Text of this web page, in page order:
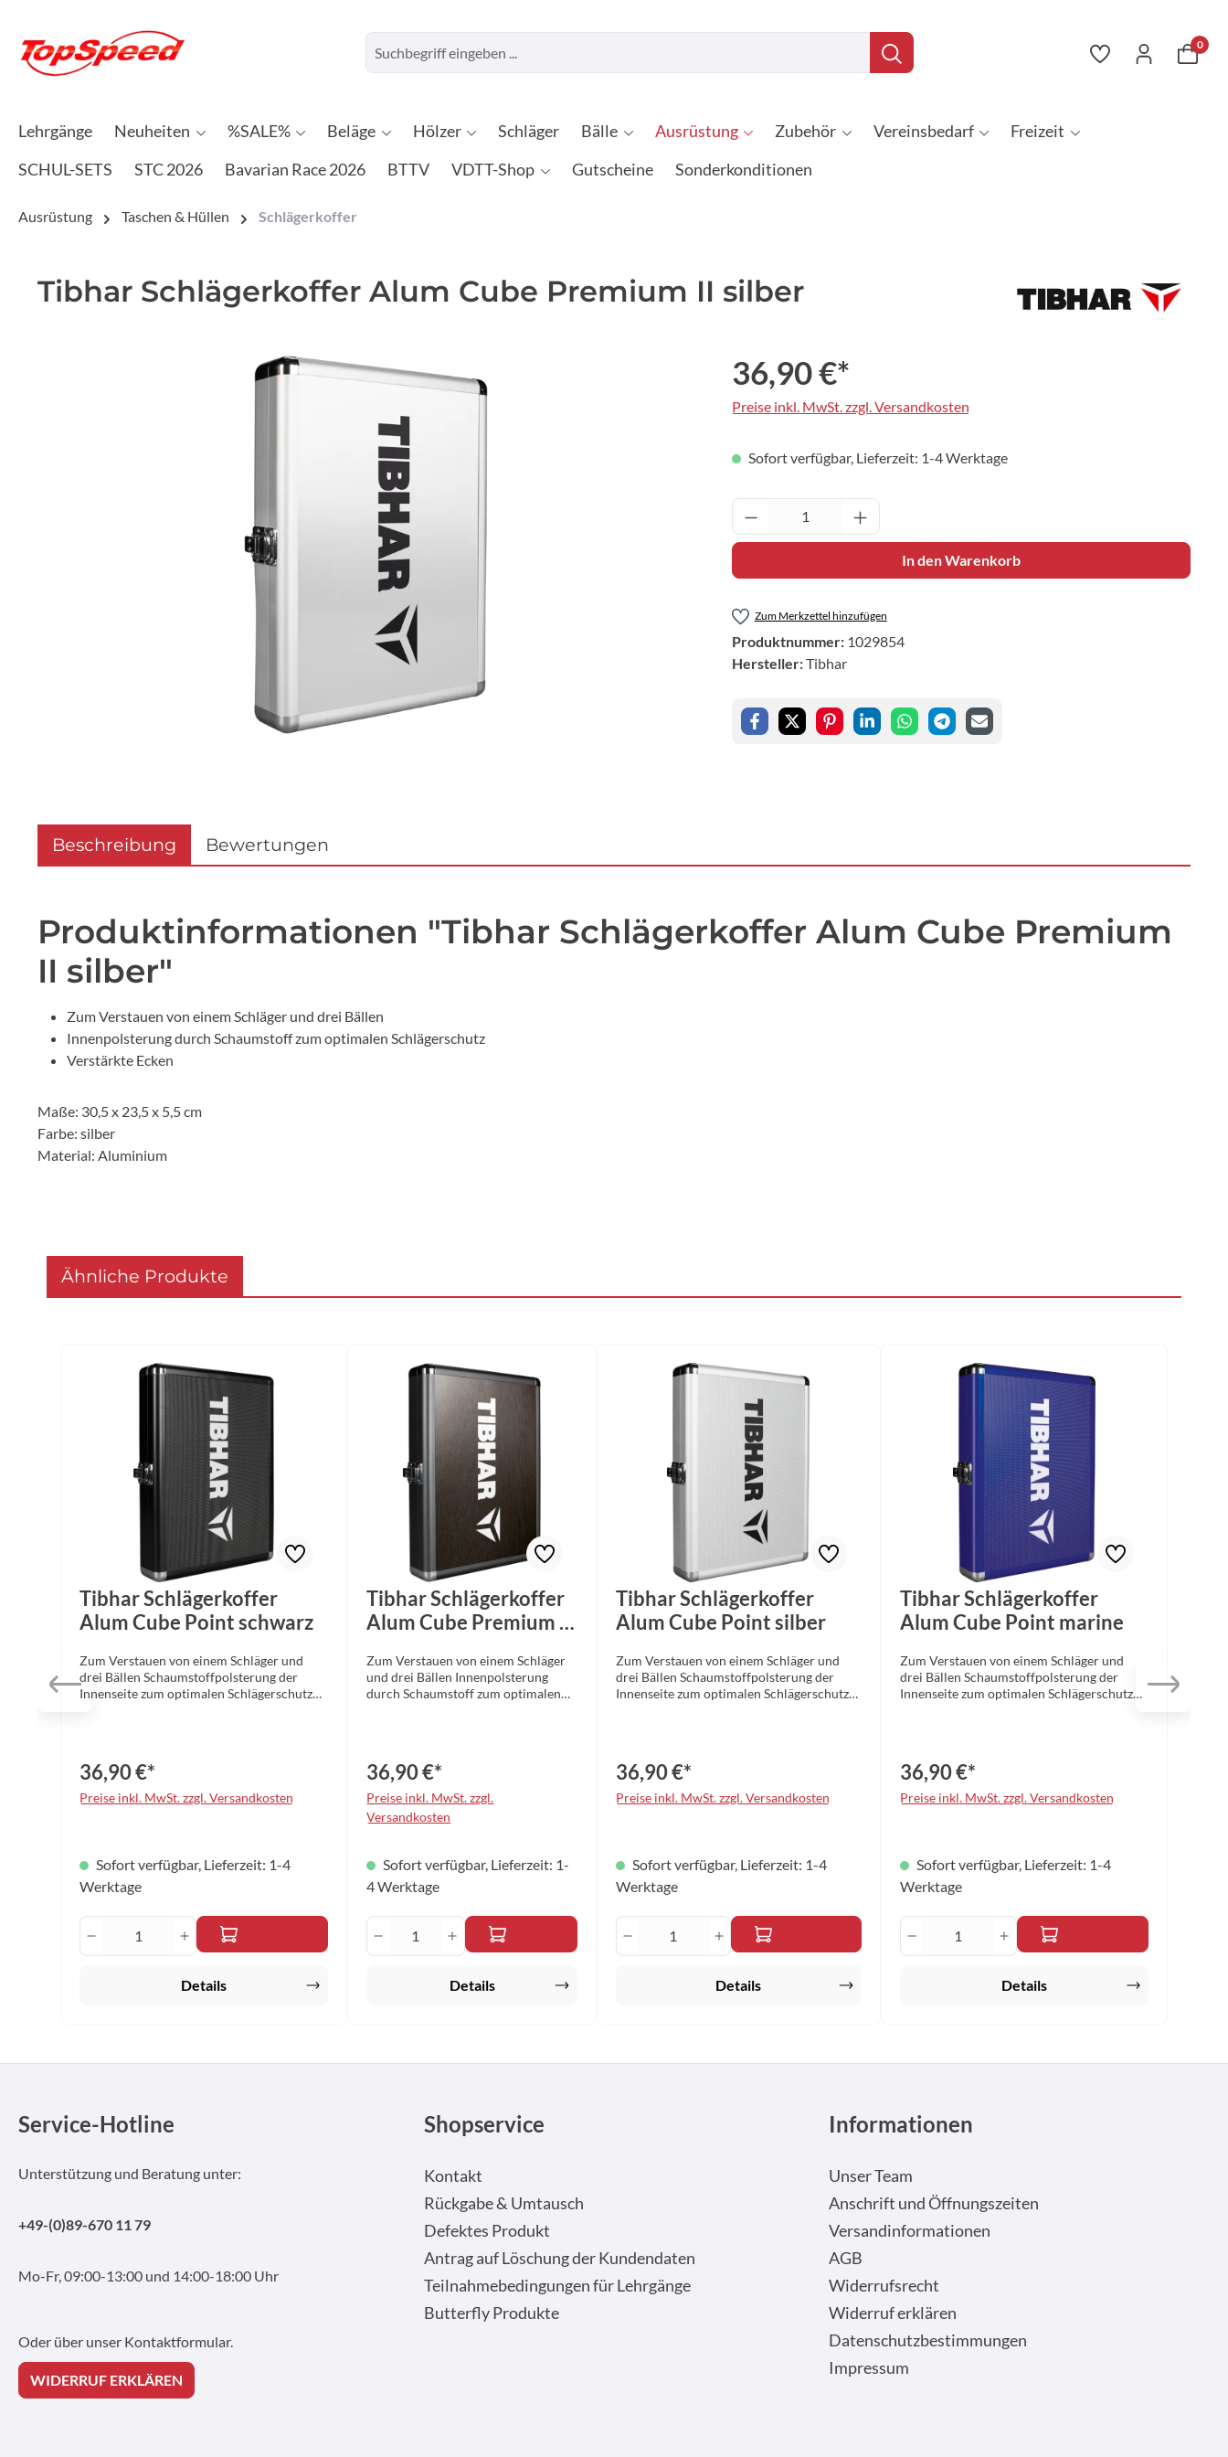
0
Lehrgänge Neuheiten %SALE% Beläge Hölzer Schläger Bälle Ausrüstung Zubehör Vereinsbedarf
Freizeit
SCHUL-SETS
STC 2026 Bavarian Race 2026 BTTV VDTT-Shop Gutscheine Sonderkonditionen
Ausrüstung Taschen & Hüllen Schlägerkoffer
Tibhar Schlägerkoffer Alum Cube Premium II silber
36,90 €*
Preise inkl. MwSt. zzgl. Versandkosten
Sofort verfügbar, Lieferzeit: 1-4 Werktage
Produkt Anzahl: Gib den gewünschten Wert ein
In den Warenkorb
Zum Merkzettel hinzufügen
Produktnummer: 1029854
Hersteller:Tibhar
Beschreibung Bewertungen
Produktinformationen "Tibhar Schlägerkoffer Alum Cube Premium
II silber"
Zum Verstauen von einem Schläger und drei Bällen
Innenpolsterung durch Schaumstoff zum optimalen Schlägerschutz
Verstärkte Ecken
Maße: 30,5 x 23,5 x 5,5 cm
Farbe: silber
Material: Aluminium
Ähnliche Produkte
Tibhar Schlägerkoffer
Alum Cube Point schwarz
Zum Verstauen von einem Schläger und
drei Bällen Schaumstoffpolsterung der
Innenseite zum optimalen Schlägerschutz
36,90 €*
Preise inkl. MwSt. zzgl. Versandkosten
Sofort verfügbar, Lieferzeit: 1-4
Werktage
Produkt Anzahl: Gib den gewünschten Wert ein oder benutze die Schaltflächen um die Anzahl zu erhöhen oder zu
Details
Tibhar Schlägerkoffer
Alum Cube Premium II
Zum Verstauen von einem Schläger
und drei Bällen Innenpolsterung
durch Schaumstoff zum optimalen
36,90 €*
Preise inkl. MwSt. zzgl.
Versandkosten
Sofort verfügbar, Lieferzeit: 1-
4 Werktage
Produkt Anzahl: Gib den gewünschten Wert ein oder benutze die Schaltflächen um die
Details
Tibhar Schlägerkoffer
Alum Cube Point silber
Zum Verstauen von einem Schläger und
drei Bällen Schaumstoffpolsterung der
Innenseite zum optimalen Schlägerschutz
36,90 €*
Preise inkl. MwSt. zzgl. Versandkosten
Sofort verfügbar, Lieferzeit: 1-4
Werktage
Produkt Anzahl: Gib den gewünschten Wert ein oder benutze
Details
Tibhar Schlägerkoffer
Alum Cube Point marine
Zum Verstauen von einem Schläger und
drei Bällen Schaumstoffpolsterung der
Innenseite zum optimalen Schlägerschutz
36,90 €*
Preise inkl. MwSt. zzgl. Versandkosten
Sofort verfügbar, Lieferzeit: 1-4
Werktage
Produkt Anzahl: Gib den
Details
Service-Hotline
Unterstützung und Beratung unter:
+49-(0)89-670 11 79
Mo-Fr, 09:00-13:00 und 14:00-18:00 Uhr
Oder über unser Kontaktformular.
WIDERRUF ERKLÄREN
Shopservice
Kontakt
Rückgabe & Umtausch
Defektes Produkt
Antrag auf Löschung der Kundendaten
Teilnahmebedingungen für Lehrgänge
Butterfly Produkte
Informationen
Unser Team
Anschrift und Öffnungszeiten
Versandinformationen
AGB
Widerrufsrecht
Widerruf erklären
Datenschutzbestimmungen
Impressum